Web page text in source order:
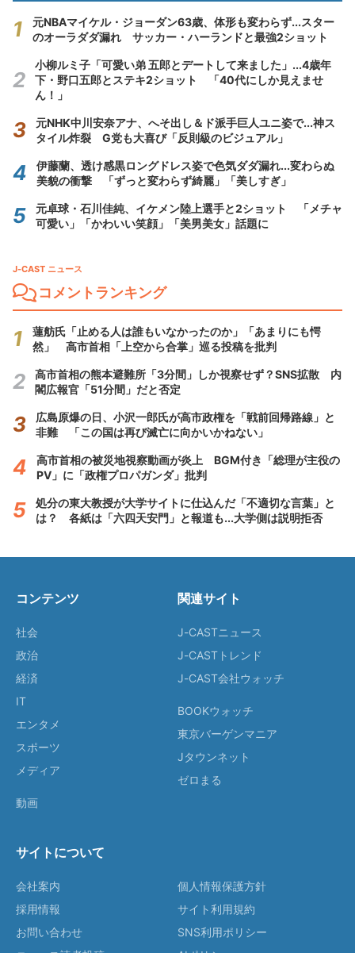
元NBAマイケル・ジョーダン63歳、体形も変わらず...スター
のオーラダダ漏れ サッカー・ハーランドと最強2ショット
小柳ルミ子「可愛い弟 五郎とデートして来ました」...4歳年
下・野口五郎とステキ2ショット 「40代にしか見えませ
ん！」
元NHK中川安奈アナ、へそ出し＆ド派手巨人ユニ姿で...神ス
タイル炸裂 G党も大喜び「反則級のビジュアル」
伊藤蘭、透け感黒ロングドレス姿で色気ダダ漏れ...変わらぬ
美貌の衝撃 「ずっと変わらず綺麗」「美しすぎ」
元卓球・石川佳純、イケメン陸上選手と2ショット 「メチャ
可愛い」「かわいい笑顔」「美男美女」話題に
J-CAST ニュース
コメントランキング
蓮舫氏「止める人は誰もいなかったのか」「あまりにも愕
然」 高市首相「上空から合掌」巡る投稿を批判
高市首相の熊本避難所「3分間」しか視察せず？SNS拡散 内
閣広報官「51分間」だと否定
広島原爆の日、小沢一郎氏が高市政権を「戦前回帰路線」と
非難 「この国は再び滅亡に向かいかねない」
高市首相の被災地視察動画が炎上 BGM付き「総理が主役の
PV」に「政権プロパガンダ」批判
処分の東大教授が大学サイトに仕込んだ「不適切な言葉」と
は？ 各紙は「六四天安門」と報道も...大学側は説明拒否
コンテンツ
社会
政治
経済
IT
エンタメ
スポーツ
メディア
動画
関連サイト
J-CASTニュース
J-CASTトレンド
J-CAST会社ウォッチ
BOOKウォッチ
東京バーゲンマニア
Jタウンネット
ゼロまる
サイトについて
会社案内
採用情報
お問い合わせ
個人情報保護方針
サイト利用規約
SNS利用ポリシー